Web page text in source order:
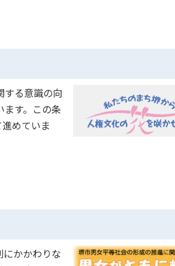
する意識の向
す。この条
めていま
かかわりな